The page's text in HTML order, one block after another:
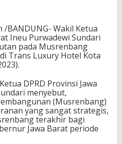
/BANDUNG- Wakil Ketua
Ineu Purwadewi Sundari
pada Musrenbang
Trans Luxury Hotel Kota
DPRD Provinsi Jawa
menyebut,
(Musrenbang)
yang sangat strategis,
terakhir bagi
Jawa Barat periode